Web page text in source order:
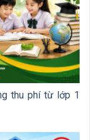
thu phí từ lớp 1